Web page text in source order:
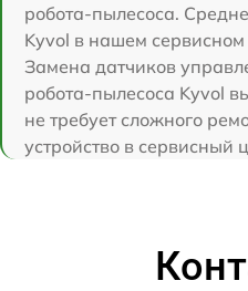
робота-пылесоса.
Kyvol в нашем сервисном
Замена датчиков
робота-пылесоса Kyvol
не требует сложного
устройство в сервисный